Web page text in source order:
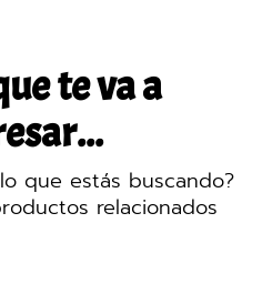
te va a
que estás buscando?
relacionados